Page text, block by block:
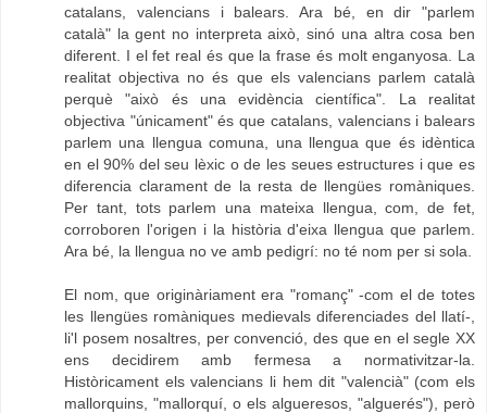
catalans, valencians i balears. Ara bé, en dir "parlem
català" la gent no interpreta això, sinó una altra cosa ben
diferent. I el fet real és que la frase és molt enganyosa. La
realitat objectiva no és que els valencians parlem català
perquè "això és una evidència científica". La realitat
objectiva "únicament" és que catalans, valencians i balears
parlem una llengua comuna, una llengua que és idèntica
en el 90% del seu lèxic o de les seues estructures i que es
diferencia clarament de la resta de llengües romàniques.
Per tant, tots parlem una mateixa llengua, com, de fet,
corroboren l'origen i la història d'eixa llengua que parlem.
Ara bé, la llengua no ve amb pedigrí: no té nom per si sola.
El nom, que originàriament era "romanç" -com el de totes
les llengües romàniques medievals diferenciades del llatí-,
li'l posem nosaltres, per convenció, des que en el segle XX
ens decidirem amb fermesa a normativitzar-la.
Històricament els valencians li hem dit "valencià" (com els
mallorquins, "mallorquí, o els algueresos, "alguerés"), però